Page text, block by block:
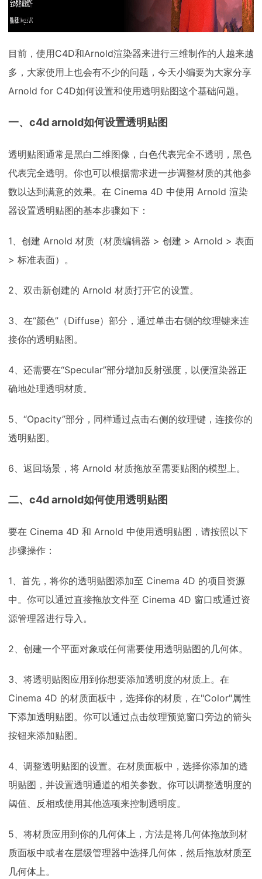
目前，使用C4D和Arnold渲染器来进行三维制作的人越来越
多，大家使用上也会有不少的问题，今天小编要为大家分享
Arnold for C4D如何设置和使用透明贴图这个基础问题。
一、c4d arnold如何设置透明贴图
透明贴图通常是黑白二维图像，白色代表完全不透明，黑色
代表完全透明。你也可以根据需求进一步调整材质的其他参
数以达到满意的效果。在 Cinema 4D 中使用 Arnold 渲染
器设置透明贴图的基本步骤如下：
1、创建 Arnold 材质（材质编辑器 > 创建 > Arnold > 表面
> 标准表面）。
2、双击新创建的 Arnold 材质打开它的设置。
3、在“颜色”（Diffuse）部分，通过单击右侧的纹理键来连
接你的透明贴图。
4、还需要在“Specular”部分增加反射强度，以便渲染器正
确地处理透明材质。
5、“Opacity”部分，同样通过点击右侧的纹理键，连接你的
透明贴图。
6、返回场景，将 Arnold 材质拖放至需要贴图的模型上。
二、c4d arnold如何使用透明贴图
要在 Cinema 4D 和 Arnold 中使用透明贴图，请按照以下
步骤操作：
1、首先，将你的透明贴图添加至 Cinema 4D 的项目资源
中。你可以通过直接拖放文件至 Cinema 4D 窗口或通过资
源管理器进行导入。
2、创建一个平面对象或任何需要使用透明贴图的几何体。
3、将透明贴图应用到你想要添加透明度的材质上。在
Cinema 4D 的材质面板中，选择你的材质，在"Color"属性
下添加透明贴图。你可以通过点击纹理预览窗口旁边的箭头
按钮来添加贴图。
4、调整透明贴图的设置。在材质面板中，选择你添加的透
明贴图，并设置透明通道的相关参数。你可以调整透明度的
阈值、反相或使用其他选项来控制透明度。
5、将材质应用到你的几何体上，方法是将几何体拖放到材
质面板中或者在层级管理器中选择几何体，然后拖放材质至
几何体上。